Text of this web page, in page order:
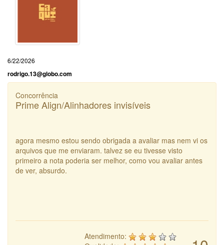
6/22/2026
rodrigo.13@globo.com
Concorrência
Prime Align/Alinhadores invisíveis
agora mesmo estou sendo obrigada a avaliar mas nem vi os
arquivos que me enviaram. talvez se eu tivesse visto
primeiro a nota poderia ser melhor, como vou avaliar antes
de ver, absurdo.
Atendimento: